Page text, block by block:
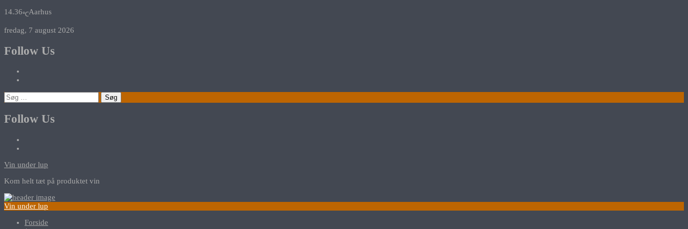
14.36℃Aarhus
fredag, 7 august 2026
Follow Us
Søg
efter:
Follow Us
Vin under lup
Kom helt tæt på produktet vin
Vin under lup
Forside